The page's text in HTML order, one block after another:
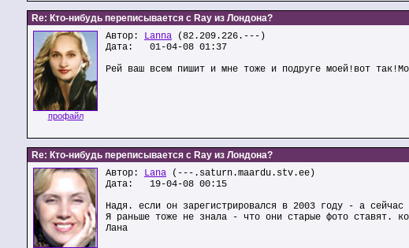
Re: Кто-нибудь переписывается с Ray из Лондона?
профайл
Автор: Lanna (82.209.226.---)
Дата: 01-04-08 01:37
Рей ваш всем пишит и мне тоже и подруге моей!вот
Re: Кто-нибудь переписывается с Ray из Лондона?
Автор: Lana (---.saturn.maardu.stv.ee)
Дата: 19-04-08 00:15
Надя. если он зарегистрировался в 2003 году - а
Я раньше тоже не знала - что они старые фото ставят.
Лана